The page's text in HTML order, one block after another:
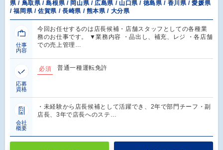
県 / 鳥取県 / 島根県 / 岡山県 / 広島県 / 山口県 / 徳島県 / 香川県 / 愛媛県
/ 福岡県 / 佐賀県 / 長崎県 / 熊本県 / 大分県
仕事
内容
今回お任せするのは店長候補・店舗スタッフとしての各種業
務のお仕事です。 ▼業務内容 ・品出し、補充、レジ ・各店舗
での売上管理…
応募
資格
必須 普通一種運転免許
会社
概要
・未経験から店長候補として活躍でき、2年で部門チーフ・副
店長、3年で店長へのステ…